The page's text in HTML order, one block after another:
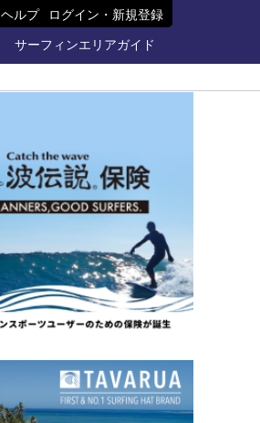
ヘルプ ログイン・新規登録
サーフィンエリアガイド